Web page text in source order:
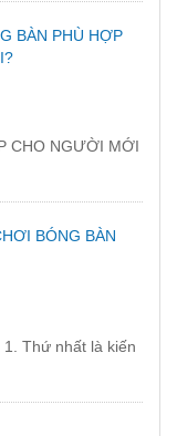
BÀN PHÙ HỢP
CHO NGƯỜI MỚI
BÓNG BÀN
1. Thứ nhất là kiến